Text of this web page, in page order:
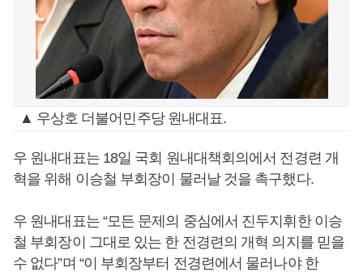
▲ 우상호 더불어민주당 원내대표.
우 원내대표는 18일 국회 원내대책회의에서 전경련 개
혁을 위해 이승철 부회장이 물러날 것을 촉구했다.
우 원내대표는 “모든 문제의 중심에서 진두지휘한 이승
철 부회장이 그대로 있는 한 전경련의 개혁 의지를 믿을
수 없다”며 “이 부회장부터 전경련에서 물러나야 한